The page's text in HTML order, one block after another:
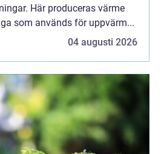
Här produceras värme
som används för uppvärm...
04 augusti 2026